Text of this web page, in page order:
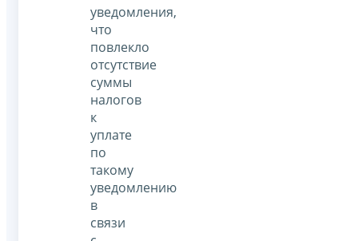
уведомления,
что
повлекло
отсутствие
суммы
налогов
к
уплате
по
такому
уведомлению
в
связи